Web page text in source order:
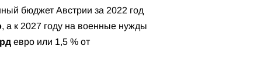
бюджет Австрии за 2022 год
, а к 2027 году на военные нужды
евро или 1,5 % от